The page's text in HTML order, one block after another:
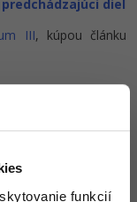
funkcií
diel
III, kúpou článku